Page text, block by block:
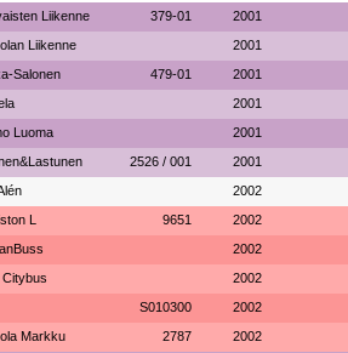
Liikenne 379-01 2001
Liikenne 2001
Salonen 479-01 2001
2001
Luoma 2001
2526 / 001 2001
2002
L 9651 2002
2002
Citybus 2002
S010300 2002
Markku 2787 2002